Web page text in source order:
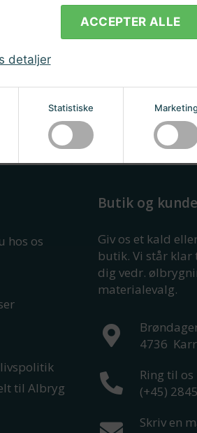
ACCEPTER ALLE
detaljer
Statistiske
i din indbakke
hos os
til Albryg
Butik og
Giv os et kald
butik. Vi står
dig vedr.
materialevalg.
4736
Ring til os
(+45)
Skriv en